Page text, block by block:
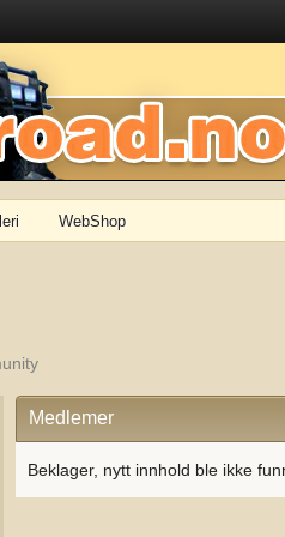
WebShop
Medlemer
Beklager, nytt innhold ble ikke